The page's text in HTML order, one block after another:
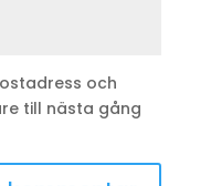
och
till nästa gång